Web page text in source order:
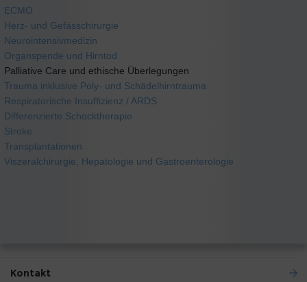
ECMO
Herz- und Gefässchirurgie
Neurointensivmedizin
Organspende und Hirntod
Palliative Care und ethische Überlegungen
Trauma inklusive Poly- und Schädelhirntrauma
Respiratorische Insuffizienz / ARDS
Differenzierte Schocktherapie
Stroke
Transplantationen
Viszeralchirurgie, Hepatologie und Gastroenterologie
Kontakt